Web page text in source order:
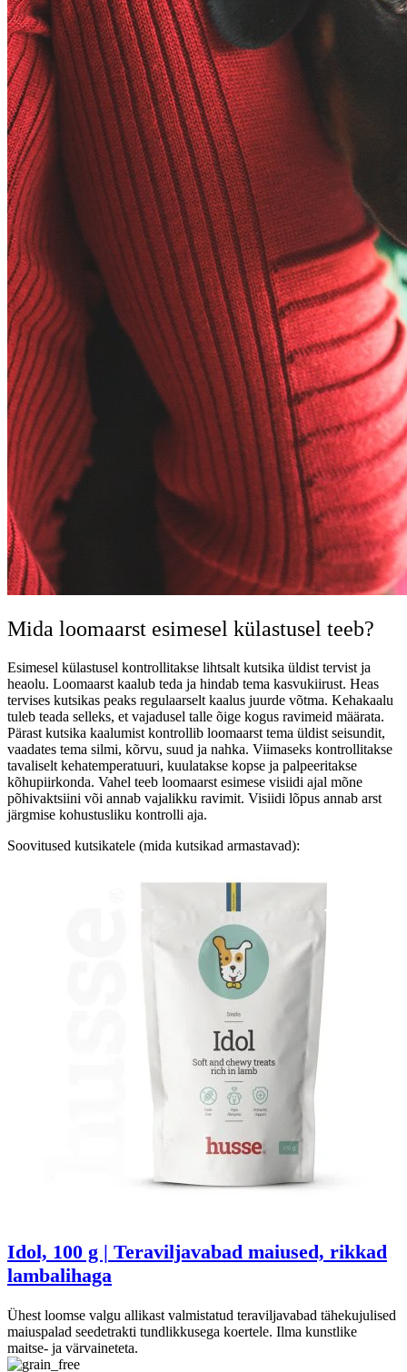
Mida loomaarst esimesel külastusel teeb?
Esimesel külastusel kontrollitakse lihtsalt kutsika üldist tervist ja
heaolu. Loomaarst kaalub teda ja hindab tema kasvukiirust. Heas
tervises kutsikas peaks regulaarselt kaalus juurde võtma. Kehakaalu
tuleb teada selleks, et vajadusel talle õige kogus ravimeid määrata.
Pärast kutsika kaalumist kontrollib loomaarst tema üldist seisundit,
vaadates tema silmi, kõrvu, suud ja nahka. Viimaseks kontrollitakse
tavaliselt kehatemperatuuri, kuulatakse kopse ja palpeeritakse
kõhupiirkonda. Vahel teeb loomaarst esimese visiidi ajal mõne
põhivaktsiini või annab vajalikku ravimit. Visiidi lõpus annab arst
järgmise kohustusliku kontrolli aja.
Soovitused kutsikatele (mida kutsikad armastavad):
Idol, 100 g | Teraviljavabad maiused, rikkad
lambalihaga
Ühest loomse valgu allikast valmistatud teraviljavabad tähekujulised
maiuspalad seedetrakti tundlikkusega koertele. Ilma kunstlike
maitse- ja värvaineteta.